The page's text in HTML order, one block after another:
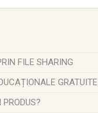
FILE SHARING
GRATUITE